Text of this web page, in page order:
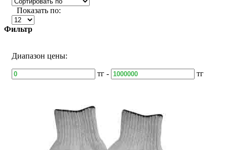
Показать по:
Фильтр
Диапазон цены:
тг - тг